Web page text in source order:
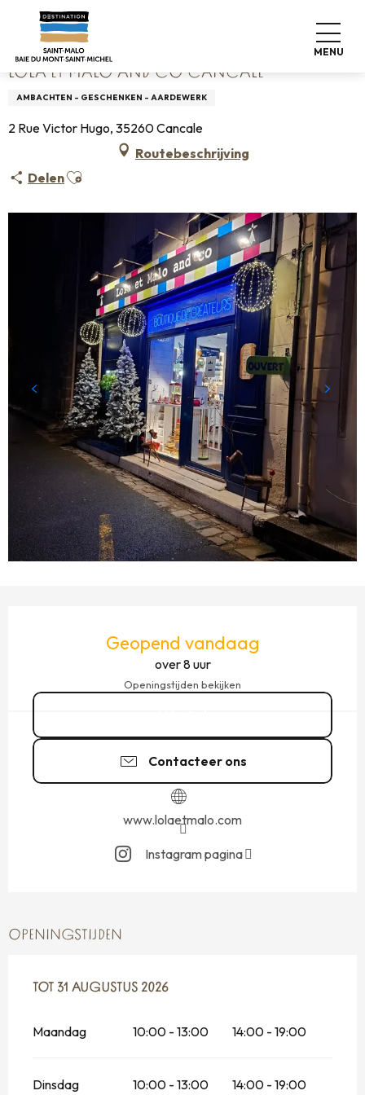
contenu
principal
MENU
Home Lola et Malo and Co Cancale
LOLA ET MALO AND CO CANCALE
AMBACHTEN - GESCHENKEN - AARDEWERK
2 Rue Victor Hugo, 35260 Cancale
Routebeschrijving
DelenAjouter aux favoris
Geopend vandaag
over 8 uur
Openingstijden bekijken
Contacteer ons
www.lolaetmalo.com
Instagram pagina
OPENINGSTIJDEN
VANAF1 MEI 2026 TOT31 AUGUSTUS 2026
TOT 31 AUGUSTUS 2026
Maandag 10:00 - 13:00 14:00 - 19:00
Dinsdag 10:00 - 13:00 14:00 - 19:00